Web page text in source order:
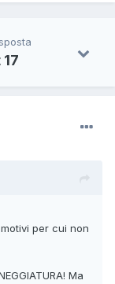
per cui non
Ma